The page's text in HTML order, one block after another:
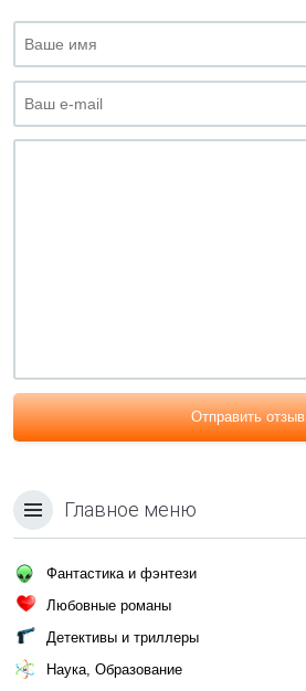
Отправить отзыв
Главное меню
Фантастика и фэнтези
Любовные романы
Детективы и триллеры
Наука, Образование